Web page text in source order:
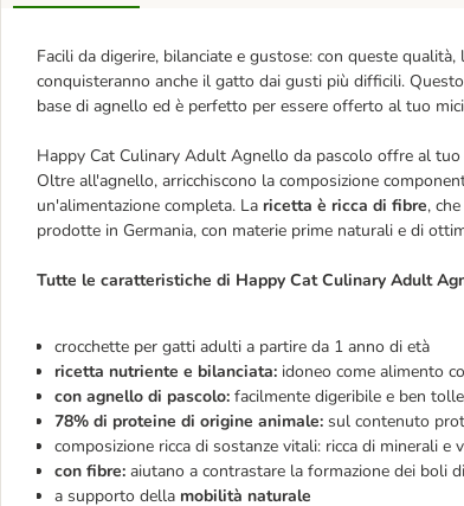
Facili da digerire, bilanciate e gustose: con queste
conquisteranno anche il gatto dai gusti più difficili.
base di agnello ed è perfetto per essere offerto al tuo
Happy Cat Culinary Adult Agnello da pascolo offre al
Oltre all'agnello, arricchiscono la composizione
un'alimentazione completa. La ricetta è ricca di fibre,
prodotte in Germania, con materie prime naturali e di
Tutte le caratteristiche di Happy Cat Culinary Adult
crocchette per gatti adulti a partire da 1 anno di età
ricetta nutriente e bilanciata: idoneo come alimento
con agnello di pascolo: facilmente digeribile e ben
78% di proteine di origine animale: sul contenuto
composizione ricca di sostanze vitali: ricca di minerali
con fibre: aiutano a contrastare la formazione dei boli
a supporto della mobilità naturale